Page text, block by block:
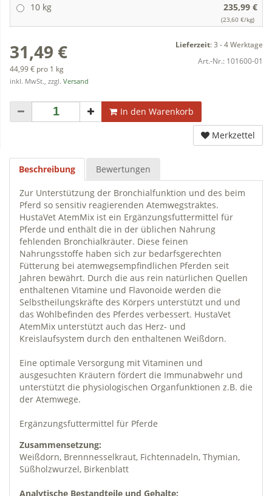
10 kg 235,99 €
(23,60 €/kg)
31,49 €
44,99 € pro 1 kg
inkl. MwSt., zzgl. Versand
Lieferzeit: 3 - 4 Werktage
Art.-Nr.: 101600-01
In den Warenkorb
Merkzettel
Beschreibung Bewertungen
Zur Unterstützung der Bronchialfunktion und des beim
Pferd so sensitiv reagierenden Atemwegstraktes.
HustaVet AtemMix ist ein Ergänzungsfuttermittel für
Pferde und enthält die in der üblichen Nahrung
fehlenden Bronchialkräuter. Diese feinen
Nahrungsstoffe haben sich zur bedarfsgerechten
Fütterung bei atemwegsempfindlichen Pferden seit
Jahren bewährt. Durch die aus rein natürlichen Quellen
enthaltenen Vitamine und Flavonoide werden die
Selbstheilungskräfte des Körpers unterstützt und und
das Wohlbefinden des Pferdes verbessert. HustaVet
AtemMix unterstützt auch das Herz- und
Kreislaufsystem durch den enthaltenen Weißdorn.
Eine optimale Versorgung mit Vitaminen und
ausgesuchten Kräutern fördert die Immunabwehr und
unterstützt die physiologischen Organfunktionen z.B. die
der Atemwege.
Ergänzungsfuttermittel für Pferde
Zusammensetzung:
Weißdorn, Brennnesselkraut, Fichtennadeln, Thymian,
Süßholzwurzel, Birkenblatt
Analytische Bestandteile und Gehalte: